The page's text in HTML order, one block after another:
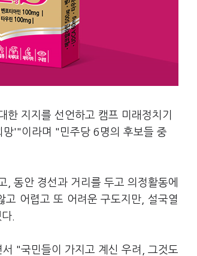
지지를 선언하고 캠프 미래정치기
'"이라며 "민주당 6명의 후보들 중
동안 경선과 거리를 두고 의정활동에
어렵고 또 어려운 구도지만, 설국열
.
"국민들이 가지고 계신 우려, 그것도